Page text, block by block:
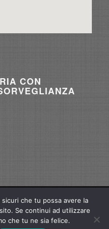
CON
| P.IVA/C.F.
Perticarà
che tu possa avere la
Se continui ad utilizzare
che tu ne sia felice.